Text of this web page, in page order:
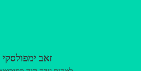
זאב ימפולסקי